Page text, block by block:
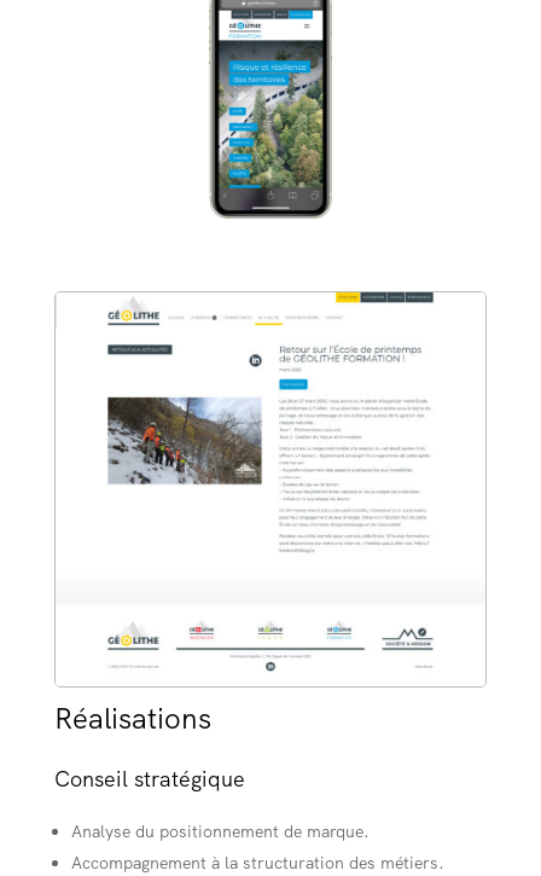
Réalisations
Conseil stratégique
Analyse du positionnement de marque.
Accompagnement à la structuration des métiers.